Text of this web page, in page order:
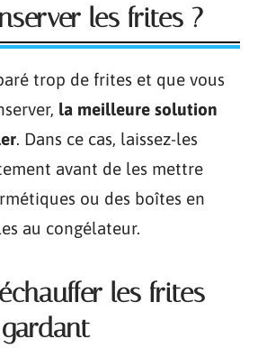
les frites ?
trop de frites et que vous
la meilleure solution
. Dans ce cas, laissez-les
avant de les mettre
ou des boîtes en
au congélateur.
les frites